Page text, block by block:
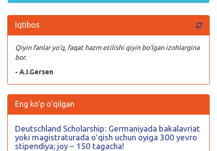
Iqtibos
Qiyin fanlar yo’q, faqat hazm etilishi qiyin bo’lgan izohlargina
bor.
- A.I.Gersen
Eng ko'p o'qilgan
Deutschland Scholarship: Germaniyada bakalavriat
yoki magistraturada oʻqish uchun oyiga 300 yevro
stipendiya; joy – 150 tagacha!